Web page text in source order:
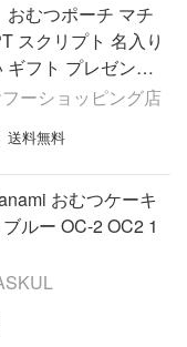
むつポーチ マチ
スクリプト 名入り
ギフト プレゼント
ーチ 誕生日 赤ち
ース
ーショッピング店
送料無料
おむつケーキ
ルー OC-2 OC2 1